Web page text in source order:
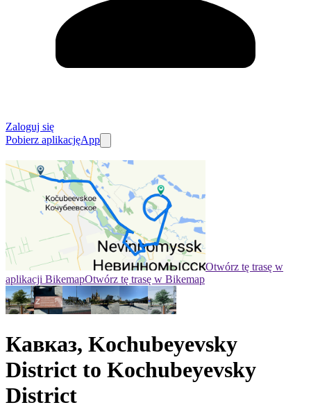
Zaloguj się
Pobierz aplikacjęApp
Otwórz tę trasę w
aplikacji BikemapOtwórz tę trasę w Bikemap
Кавказ, Kochubeyevsky
District to Kochubeyevsky
District